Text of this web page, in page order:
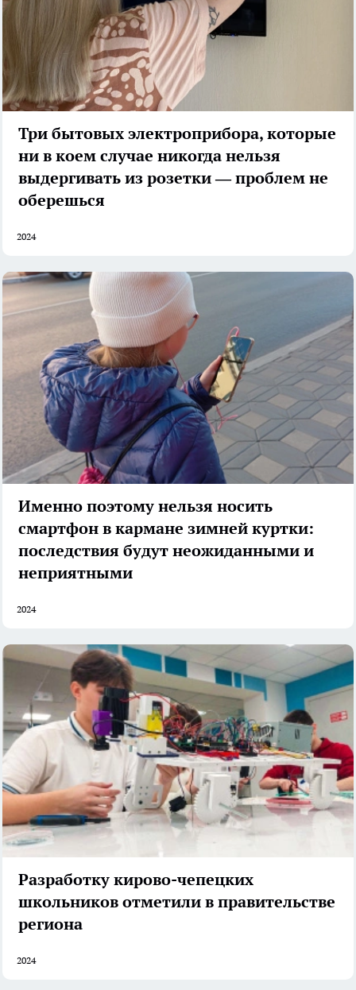
Три бытовых электроприбора, которые
ни в коем случае никогда нельзя
выдергивать из розетки — проблем не
оберешься
2024
Именно поэтому нельзя носить
смартфон в кармане зимней куртки:
последствия будут неожиданными и
неприятными
2024
Разработку кирово-чепецких
школьников отметили в правительстве
региона
2024